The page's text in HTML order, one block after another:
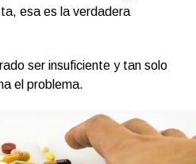
esa es la verdadera
ser insuficiente y tan solo
el problema.